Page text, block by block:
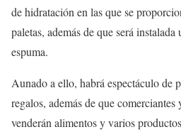
de hidratación en las que se
paletas, además de que será
espuma.
Aunado a ello, habrá espectáculo de
regalos, además de que
venderán alimentos y varios